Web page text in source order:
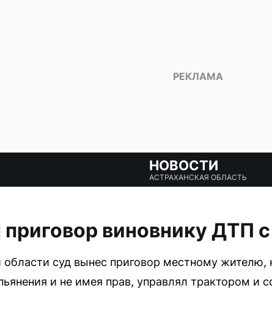
НОВОСТИ
АСТРАХАНСКАЯ ОБЛАСТЬ
виновнику ДТП
области суд вынес приговор местному жителю,
и не имея прав, управлял трактором